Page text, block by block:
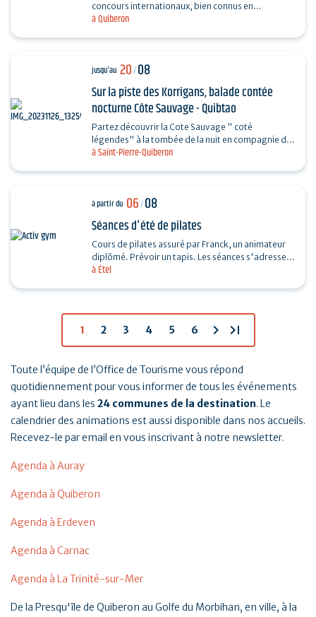
à Quiberon
concours internationaux, bien connus en
Allemagne grâce à leur professionnalisme et à la
à Saint-Pierre-Quiberon
jusqu'au 20/08
Sur la piste des Korrigans, balade contée
nocturne Côte Sauvage - Quibtao
Partez découvrir la Cote Sauvage " coté
légendes" à la tombée de la nuit en compagnie de
Charlotte et laissez-vous rêver au fil de vos pas et
à Étel
à partir du 06/08
Séances d'été de pilates
Cours de pilates assuré par Franck, un animateur
diplômé. Prévoir un tapis. Les séances s'adressent
1 2 3 4 5 6 chevron_right last_page
Toute l’équipe de l’Office de Tourisme vous répond
quotidiennement pour vous informer de tous les événements
ayant lieu dans les 24 communes de la destination. Le
calendrier des animations est aussi disponible dans nos accueils.
Recevez-le par email en vous inscrivant à notre newsletter.
Agenda à Auray
Agenda à Quiberon
Agenda à Erdeven
Agenda à Carnac
Agenda à La Trinité-sur-Mer
De la Presqu'île de Quiberon au Golfe du Morbihan, en ville, à la